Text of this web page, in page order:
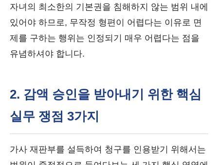
자녀의 최소한의 기본권을 침해하지 않는 범위 내에
있어야 하므로, 무작정 형편이 어렵다는 이유로 면
제를 구하는 행위는 인정되기 매우 어렵다는 점을
유념하셔야 합니다.
2. 감액 승인을 받아내기 위한 핵심
실무 쟁점 3가지
가사 재판부를 설득하여 청구를 인용받기 위해서는